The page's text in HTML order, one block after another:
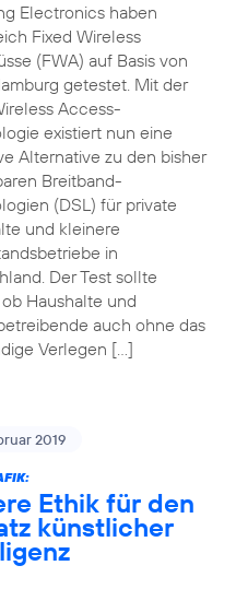
Electronics haben
Fixed Wireless
(FWA) auf Basis von
getestet. Mit der
Access-
existiert nun eine
Alternative zu den bisher
Breitband-
(DSL) für private
und kleinere
in
Der Test sollte
Haushalte und
auch ohne das
Verlegen […]
2019
Ethik für den
künstlicher